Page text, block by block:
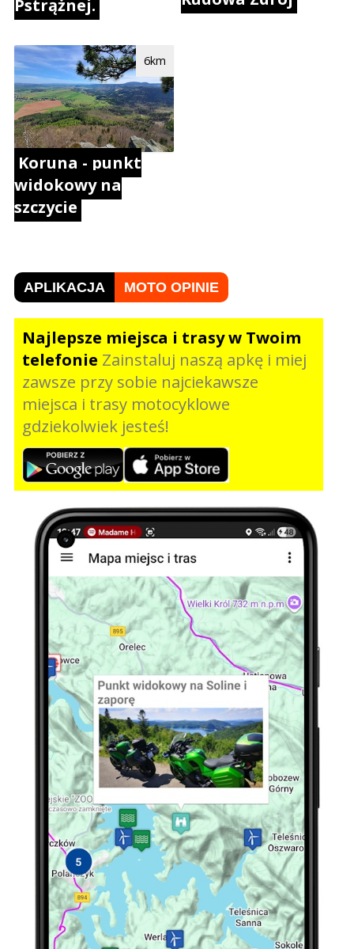
Pstrążnej.
Koruna - punkt
widokowy na
szczycie
6km
APLIKACJA MOTO OPINIE
Najlepsze miejsca i trasy w Twoim
telefonie Zainstaluj naszą apkę i miej
zawsze przy sobie najciekawsze
miejsca i trasy motocyklowe
gdziekolwiek jesteś!